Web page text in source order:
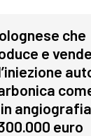
che
e vende
euro